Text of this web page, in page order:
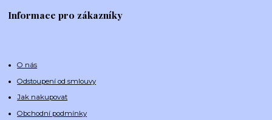
Informace pro zákazníky
O nás
Odstoupení od smlouvy
Jak nakupovat
Obchodní podmínky